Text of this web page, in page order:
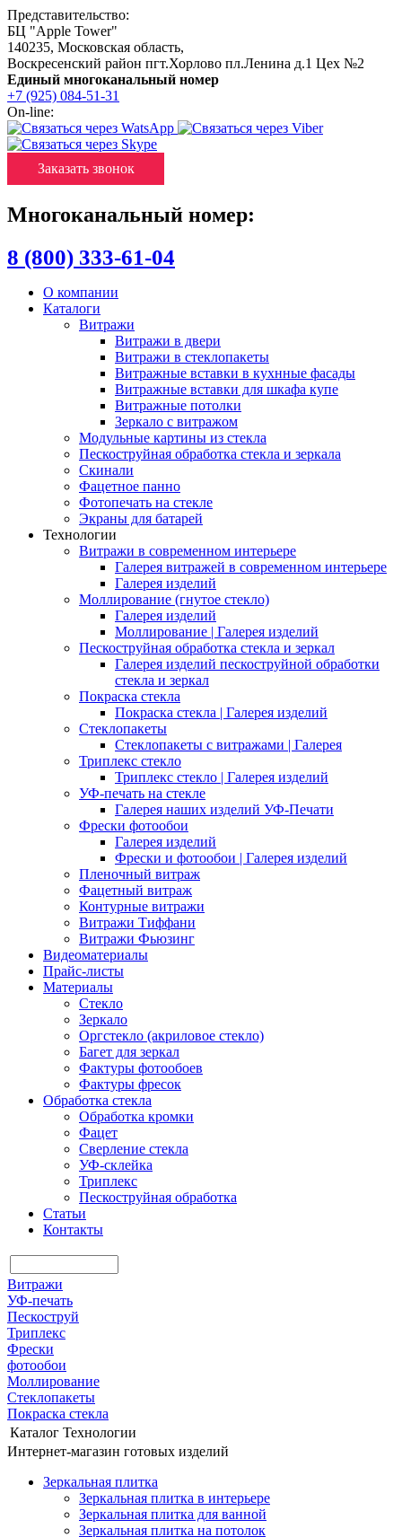
Представительство:
БЦ "Apple Tower"
140235, Московская область,
Воскресенский район пгт.Хорлово пл.Ленина д.1 Цех №2
Единый многоканальный номер
+7 (925) 084-51-31
On-line:
Заказать звонок
Многоканальный номер:
8 (800) 333-61-04
О компании
Каталоги
Витражи
Витражи в двери
Витражи в стеклопакеты
Витражные вставки в кухнные фасады
Витражные вставки для шкафа купе
Витражные потолки
Зеркало с витражом
Модульные картины из стекла
Пескоструйная обработка стекла и зеркала
Скинали
Фацетное панно
Фотопечать на стекле
Экраны для батарей
Технологии
Витражи в современном интерьере
Галерея витражей в современном интерьере
Галерея изделий
Моллирование (гнутое стекло)
Галерея изделий
Моллирование | Галерея изделий
Пескоструйная обработка стекла и зеркал
Галерея изделий пескоструйной обработки
стекла и зеркал
Покраска стекла
Покраска стекла | Галерея изделий
Стеклопакеты
Стеклопакеты с витражами | Галерея
Триплекс стекло
Триплекс стекло | Галерея изделий
УФ-печать на стекле
Галерея наших изделий УФ-Печати
Фрески фотообои
Галерея изделий
Фрески и фотообои | Галерея изделий
Пленочный витраж
Фацетный витраж
Контурные витражи
Витражи Тиффани
Витражи Фьюзинг
Видеоматериалы
Прайс-листы
Материалы
Стекло
Зеркало
Оргстекло (акриловое стекло)
Багет для зеркал
Фактуры фотообоев
Фактуры фресок
Обработка стекла
Обработка кромки
Фацет
Сверление стекла
УФ-склейка
Триплекс
Пескоструйная обработка
Статьи
Контакты
Витражи
УФ-печать
Пескоструй
Триплекс
Фрески
фотообои
Моллирование
Стеклопакеты
Покраска стекла
Каталог Технологии
Интернет-магазин готовых изделий
Зеркальная плитка
Зеркальная плитка в интерьере
Зеркальная плитка для ванной
Зеркальная плитка на потолок